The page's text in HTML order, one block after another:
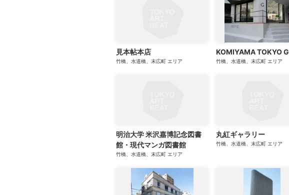
見本帖本店
竹橋、水道橋、末広町 エリア
KOMIYAMA TOKYO G
竹橋、水道橋、末広町 エリア
明治大学 米沢嘉博記念図書
館・現代マンガ図書館
竹橋、水道橋、末広町 エリア
丸紅ギャラリー
竹橋、水道橋、末広町 エリア